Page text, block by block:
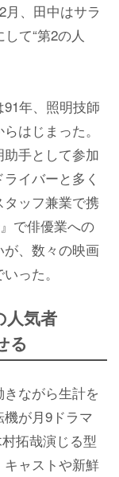
月、田中はサラ
て“第2の人
年、照明技師
はじまった。
手として参加
イバーと多く
ッフ兼業で携
で俳優業への
、数々の映画
った。
人気者
る
ながら生計を
が月9ドラマ
拓哉演じる型
ャストや新鮮